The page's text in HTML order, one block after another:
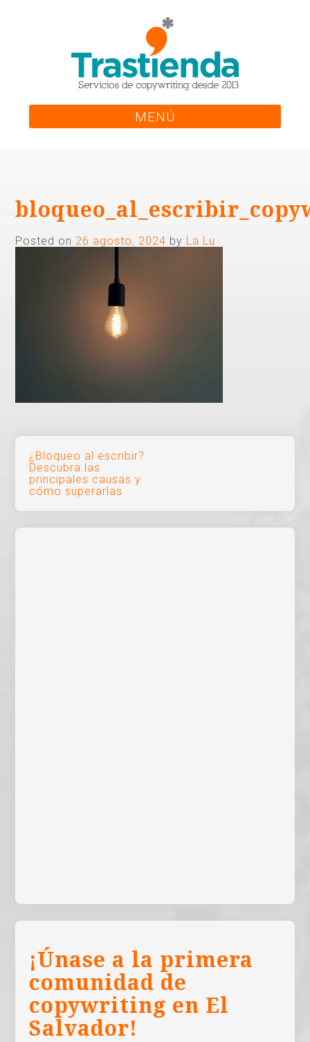
MENÚ
Posted on 26 agosto, 2024 by La Lu
Navegación
de
entradas
¿Bloqueo al escribir?
Descubra las
principales causas y
cómo superarlas
¡Únase a la primera
comunidad de
copywriting en El
Salvador!